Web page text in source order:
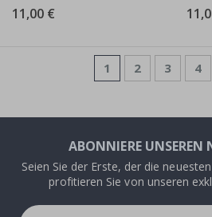
11,00 €
Seite
Sie lesen gerade
1 Seite
2 Seite
3 4
ABONNIERE UNSEREN
Seien Sie der Erste, der die
profitieren Sie von unseren